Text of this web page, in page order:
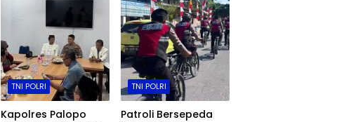
TNI POLRI
Kapolres Palopo
TNI POLRI
Patroli Bersepeda